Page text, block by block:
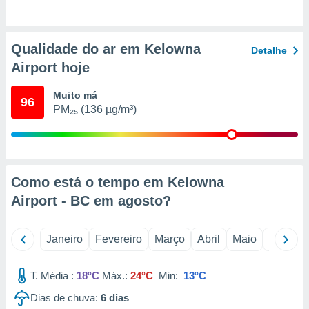
ou opor-
qualquer
em “
na
num
para
Qualidade do ar em Kelowna
Airport hoje
Detalhe
96 Muito má
PM₂₅ (136 µg/m³)
Como está o tempo em Kelowna
Airport - BC em agosto?
Janeiro Fevereiro Março Abril Maio Junho
T. Média : 18°C Máx.: 24°C Min: 13°C
Dias de chuva: 6 dias